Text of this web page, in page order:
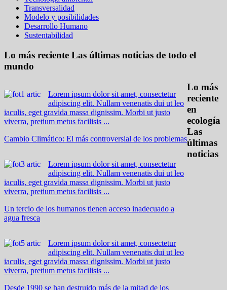
Transversalidad
Modelo y posibilidades
Desarrollo Humano
Sustentabilidad
Lo más reciente Las últimas noticias de todo el
mundo
Lorem ipsum dolor sit amet, consectetur
adipiscing elit. Nullam venenatis dui ut leo
iaculis, eget gravida massa dignissim. Morbi ut justo
viverra, pretium metus facilisis ...
Cambio Climático: El más controversial de los problemas
Lorem ipsum dolor sit amet, consectetur
adipiscing elit. Nullam venenatis dui ut leo
iaculis, eget gravida massa dignissim. Morbi ut justo
viverra, pretium metus facilisis ...
Un tercio de los humanos tienen acceso inadecuado a
agua fresca
Lorem ipsum dolor sit amet, consectetur
adipiscing elit. Nullam venenatis dui ut leo
iaculis, eget gravida massa dignissim. Morbi ut justo
viverra, pretium metus facilisis ...
Desde 1990 se han destruido más de la mitad de los
Lo más
reciente
en
ecología
Las
últimas
noticias